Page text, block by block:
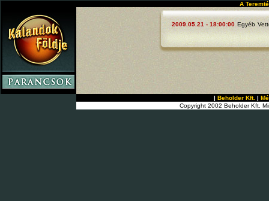
A
2009.05.21 - 18:00:00 Egyéb
| Beholder Kft. |
Copyright 2002 Beholder Kft.